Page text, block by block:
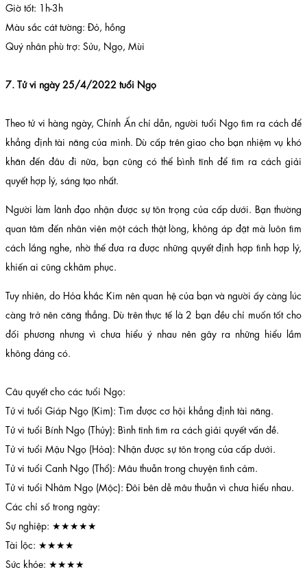
Giờ tốt: 1h-3h
Màu sắc cát tường: Đỏ, hồng
Quý nhân phù trợ: Sửu, Ngọ, Mùi
7. Tử vi ngày 25/4/2022 tuổi Ngọ
Theo tử vi hàng ngày, Chính Ấn chỉ dẫn, người tuổi Ngọ tìm ra cách để
khẳng định tài năng của mình. Dù cấp trên giao cho bạn nhiệm vụ khó
khăn đến đâu đi nữa, bạn cũng có thể bình tĩnh để tìm ra cách giải
quyết hợp lý, sáng tạo nhất.
Người làm lãnh đạo nhận được sự tôn trọng của cấp dưới. Bạn thường
quan tâm đến nhân viên một cách thật lòng, không áp đặt mà luôn tìm
cách lắng nghe, nhờ thế đưa ra được những quyết định hợp tình hợp lý,
khiến ai cũng ckhâm phục.
Tuy nhiên, do Hỏa khắc Kim nên quan hệ của bạn và người ấy càng lúc
càng trở nên căng thẳng. Dù trên thực tế là 2 bạn đều chỉ muốn tốt cho
đối phương nhưng vì chưa hiểu ý nhau nên gây ra những hiểu lầm
không đáng có.
Câu quyết cho các tuổi Ngọ:
Tử vi tuổi Giáp Ngọ (Kim): Tìm được cơ hội khẳng định tài năng.
Tử vi tuổi Bính Ngọ (Thủy): Bình tĩnh tìm ra cách giải quyết vấn đề.
Tử vi tuổi Mậu Ngọ (Hỏa): Nhận được sự tôn trọng của cấp dưới.
Tử vi tuổi Canh Ngọ (Thổ): Mâu thuẫn trong chuyện tình cảm.
Tử vi tuổi Nhâm Ngọ (Mộc): Đôi bên dễ mâu thuẫn vì chưa hiểu nhau.
Các chỉ số trong ngày:
Sự nghiệp: ★★★★★
Tài lộc: ★★★★
Sức khỏe: ★★★★